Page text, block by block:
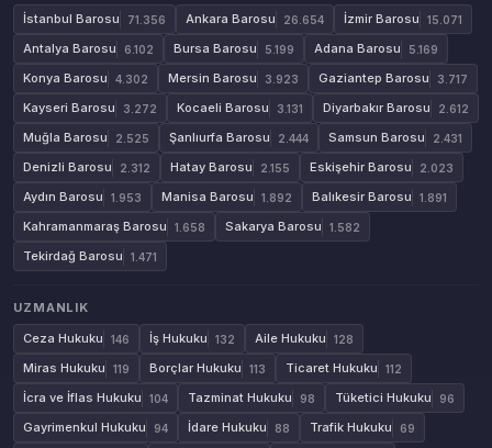
İstanbul Barosu
71.356 Ankara Barosu 26.654 İzmir Barosu 15.071
Antalya Barosu 6.102 Bursa Barosu 5.199 Adana Barosu 5.169
Konya Barosu 4.302 Mersin Barosu 3.923 Gaziantep Barosu 3.717
Kayseri Barosu 3.272 Kocaeli Barosu 3.131 Diyarbakır Barosu 2.612
Muğla Barosu 2.525 Şanlıurfa Barosu 2.444 Samsun Barosu 2.431
Denizli Barosu 2.312 Hatay Barosu 2.155 Eskişehir Barosu 2.023
Aydın Barosu 1.953 Manisa Barosu 1.892 Balıkesir Barosu 1.891
Kahramanmaraş Barosu 1.658 Sakarya Barosu 1.582
Tekirdağ Barosu 1.471
UZMANLIK
Ceza Hukuku
146 İş Hukuku 132 Aile Hukuku 128
Miras Hukuku 119 Borçlar Hukuku 113 Ticaret Hukuku 112
İcra ve İflas Hukuku 104 Tazminat Hukuku 98 Tüketici Hukuku 96
Gayrimenkul Hukuku 94 İdare Hukuku 88 Trafik Hukuku 69